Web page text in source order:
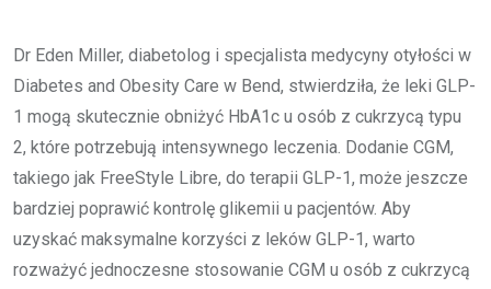
Dr Eden Miller, diabetolog i specjalista medycyny otyłości w
Diabetes and Obesity Care w Bend, stwierdziła, że leki GLP-
1 mogą skutecznie obniżyć HbA1c u osób z cukrzycą typu
2, które potrzebują intensywnego leczenia. Dodanie CGM,
takiego jak FreeStyle Libre, do terapii GLP-1, może jeszcze
bardziej poprawić kontrolę glikemii u pacjentów. Aby
uzyskać maksymalne korzyści z leków GLP-1, warto
rozważyć jednoczesne stosowanie CGM u osób z cukrzycą